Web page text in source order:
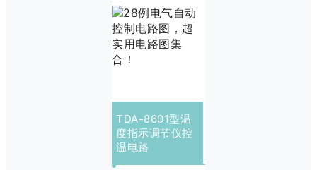
TDA-8601型温
度指示调节仪控
温电路